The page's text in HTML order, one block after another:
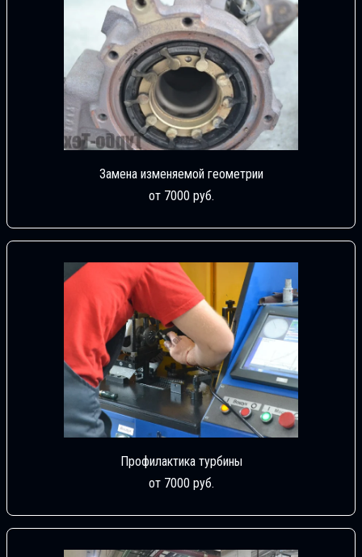
Замена изменяемой геометрии
от 7000 руб.
Профилактика турбины
от 7000 руб.